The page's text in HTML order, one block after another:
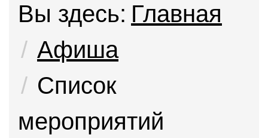
Вы здесь: Главная
Афиша
Список
мероприятий